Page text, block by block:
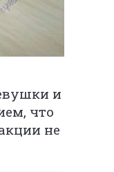
и
что
не